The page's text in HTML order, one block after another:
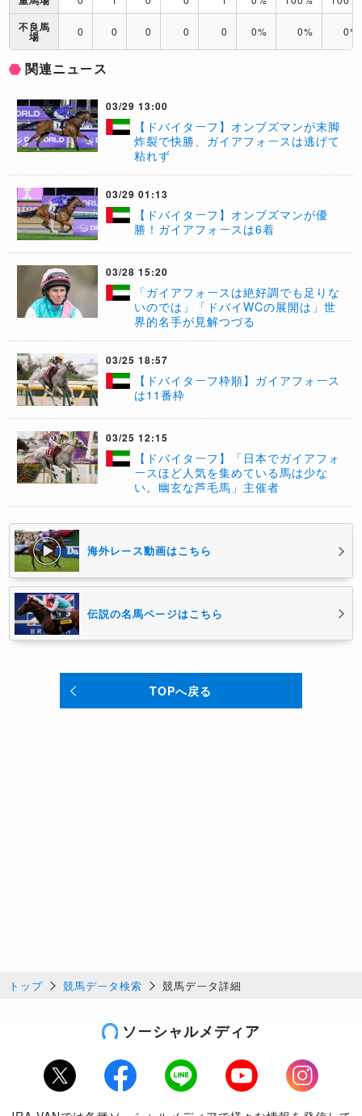
不良馬
場 0 0 0 0 0 0% 0% 0%
関連ニュース
03/29 13:00
【ドバイターフ】オンブズマンが末脚
炸裂で快勝、ガイアフォースは逃げて
粘れず
03/29 01:13
【ドバイターフ】オンブズマンが優
勝！ガイアフォースは6着
03/28 15:20
「ガイアフォースは絶好調でも足りな
いのでは」「ドバイWCの展開は」世
界的名手が見解つづる
03/25 18:57
【ドバイターフ枠順】ガイアフォース
は11番枠
03/25 12:15
【ドバイターフ】「日本でガイアフォ
ースほど人気を集めている馬は少な
い。幽玄な芦毛馬」主催者
海外レース動画はこちら
伝説の名馬ページはこちら
TOPへ戻る
トップ 競馬データ検索 競馬データ詳細
ソーシャルメディア
Twitter Facebook LINE Youtube
Instagram